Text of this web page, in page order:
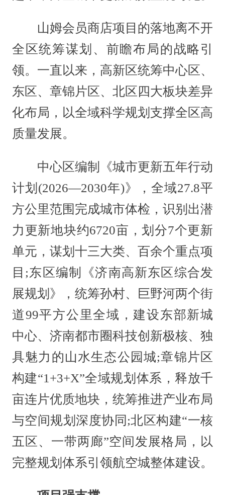
山姆会员商店项目的落地离不开
全区统筹谋划、前瞻布局的战略引
领。一直以来，高新区统筹中心区、
东区、章锦片区、北区四大板块差异
化布局，以全域科学规划支撑全区高
质量发展。
中心区编制《城市更新五年行动
计划(2026—2030年)》，全域27.8平
方公里范围完成城市体检，识别出潜
力更新地块约6720亩，划分7个更新
单元，谋划十三大类、百余个重点项
目;东区编制《济南高新东区综合发
展规划》，统筹孙村、巨野河两个街
道99平方公里全域，建设东部新城
中心、济南都市圈科技创新极核、独
具魅力的山水生态公园城;章锦片区
构建“1+3+X”全域规划体系，释放千
亩连片优质地块，统筹推进产业布局
与空间规划深度协同;北区构建“一核
五区、一带两廊”空间发展格局，以
完整规划体系引领航空城整体建设。